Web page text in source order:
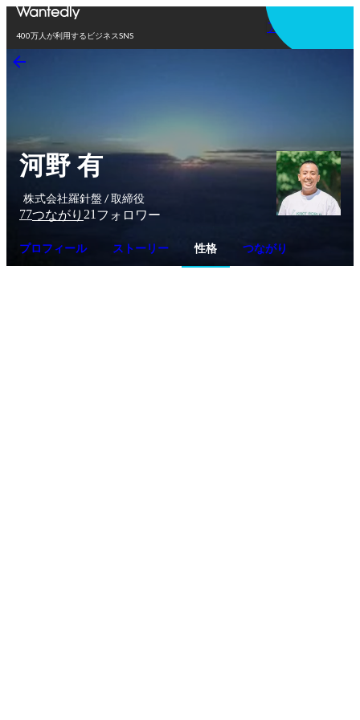
400万人が利用するビジネスSNS
アプリを使う
河野 有
株式会社羅針盤 / 取締役
77つながり 21 フォロワー
プロフィール ストーリー 性格 つながり